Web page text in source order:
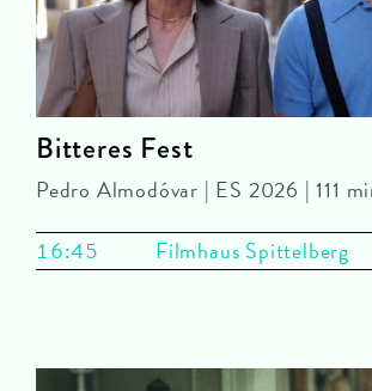
Bitteres Fest
Pedro Almodóvar | ES 2026 | 111
16:45
Filmhaus Spittelberg